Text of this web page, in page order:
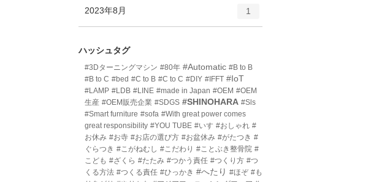
ー
2023年8月
リ
数
1
ハッシュタグ
#3Dターニングマシン #80年 #Automatic #B to B
#B to C #bed #C to B #C to C #DIY #IFFT #IoT
#LAMP #LDB #LINE #made in Japan #OEM #OEM
生産 #OEM販売企業 #SDGS #SHINOHARA #Sls
#Smart furniture #sofa #With great power comes
great responsibility #YOU TUBE #いす #おしゃれ #
お休み #お寺 #お店の選び方 #お盆休み #がたつき #
ぐらつき #こがねむし #こだわり #ことぶき整骨院 #
こども #ざくら #たたみ #つかう責任 #つくり方 #つ
くる方法 #つくる責任 #ひっかき #へたり #ほぞ #も